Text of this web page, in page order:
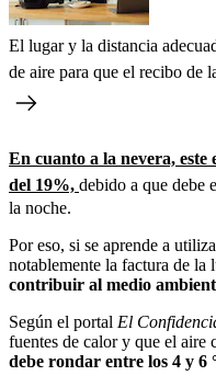
El lugar y la distancia
de aire para que el recibo de
En cuanto a la nevera, este
del 19%, debido a que debe
la noche.
Por eso, si se aprende a
notablemente la factura de la
contribuir al medio
Según el portal El
fuentes de calor y que el aire
debe rondar entre los 4 y 6